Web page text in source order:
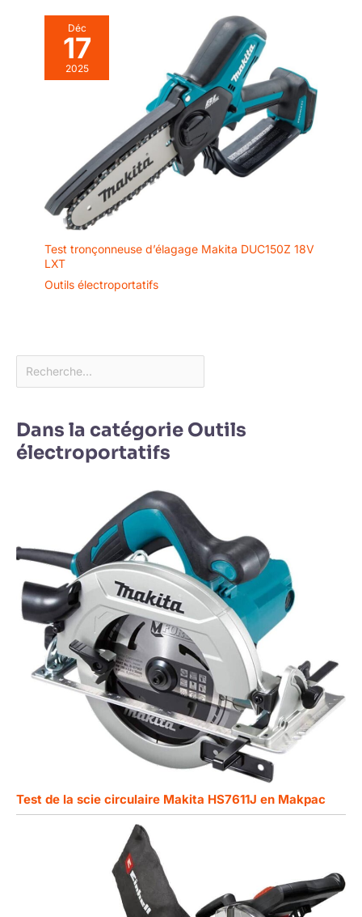
Déc
17
2025
Test tronçonneuse d’élagage Makita DUC150Z 18V
LXT
Outils électroportatifs
Dans la catégorie Outils
électroportatifs
Test de la scie circulaire Makita HS7611J en Makpac